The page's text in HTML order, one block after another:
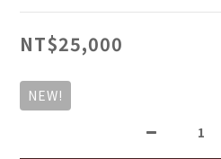
NT$25,000
NEW!